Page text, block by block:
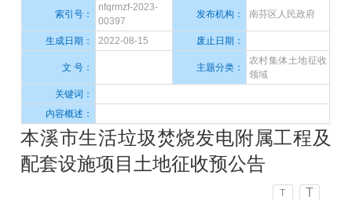
索引号：
nfqrmzf-2023-
00397
发布机构： 南芬区人民政府
生成日期： 2022-08-15 废止日期：
文 号： 主题分类：
农村集体土地征收
领域
关键词：
内容概述：
本溪市生活垃圾焚烧发电附属工程及
配套设施项目土地征收预公告
T T